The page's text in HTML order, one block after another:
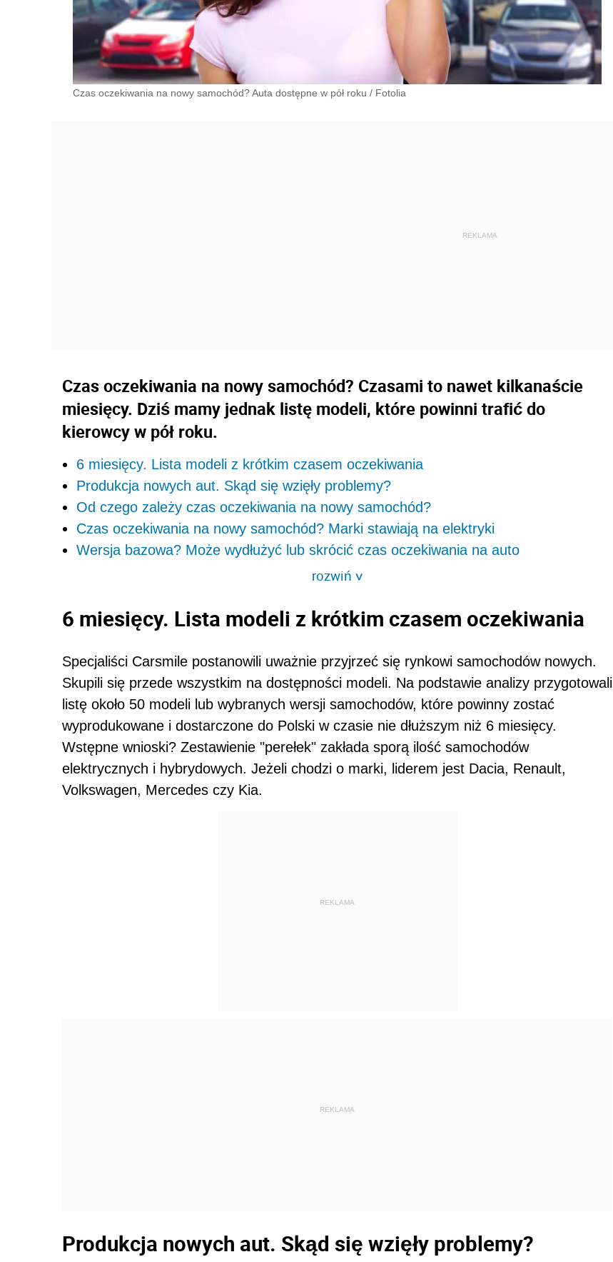
Czas oczekiwania na nowy samochód? Auta dostępne w pół roku / Fotolia
Czas oczekiwania na nowy samochód? Czasami to nawet kilkanaście
miesięcy. Dziś mamy jednak listę modeli, które powinni trafić do
kierowcy w pół roku.
6 miesięcy. Lista modeli z krótkim czasem oczekiwania
Produkcja nowych aut. Skąd się wzięły problemy?
Od czego zależy czas oczekiwania na nowy samochód?
Czas oczekiwania na nowy samochód? Marki stawiają na elektryki
Wersja bazowa? Może wydłużyć lub skrócić czas oczekiwania na auto
rozwiń>
6 miesięcy. Lista modeli z krótkim czasem oczekiwania
Specjaliści Carsmile postanowili uważnie przyjrzeć się rynkowi samochodów nowych.
Skupili się przede wszystkim na dostępności modeli. Na podstawie analizy przygotowali
listę około 50 modeli lub wybranych wersji samochodów, które powinny zostać
wyprodukowane i dostarczone do Polski w czasie nie dłuższym niż 6 miesięcy.
Wstępne wnioski? Zestawienie "perełek" zakłada sporą ilość samochodów
elektrycznych i hybrydowych. Jeżeli chodzi o marki, liderem jest Dacia, Renault,
Volkswagen, Mercedes czy Kia.
REKLAMA
REKLAMA
Produkcja nowych aut. Skąd się wzięły problemy?